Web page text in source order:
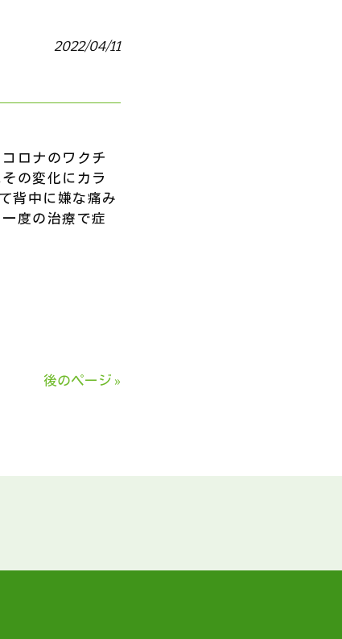
2022/04/11
ロナのワクチ
の変化にカラ
背中に嫌な痛み
度の治療で症
後のページ »